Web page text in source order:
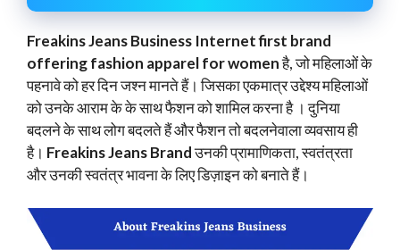
Freakins Jeans Business Internet first brand
offering fashion apparel for womenहै, जो महिलाओं के
पहनावे को हर दिन जश्न मानते हैं। जिसका एकमात्र उद्देश्य महिलाओं
को उनके आराम के के साथ फैशन को शामिल करना है । दुनिया
बदलने के साथ लोग बदलते हैं और फैशन तो बदलनेवाला व्यवसाय ही
है। Freakins Jeans Brandउनकी प्रामाणिकता, स्वतंत्रता
और उनकी स्वतंत्र भावना के लिए डिज़ाइन को बनाते हैं।